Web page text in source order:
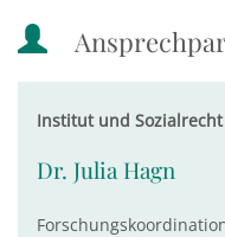
Institut und Sozialrecht
Dr. Julia Hagn